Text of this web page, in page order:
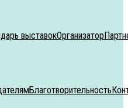
выставокОрганизатор
Благотворительность